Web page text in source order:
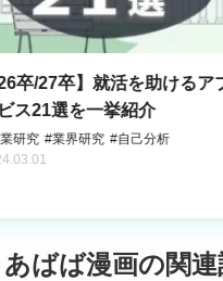
26卒/27卒】就活を助けるア
ス21選を一挙紹介
研究 #業界研究 #自己分析
あばば漫画の関